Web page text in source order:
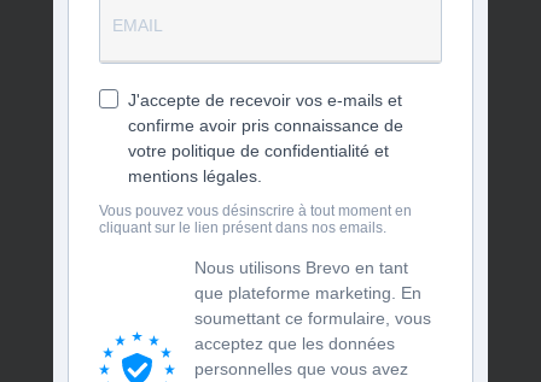
J'accepte de recevoir vos e-mails et
confirme avoir pris connaissance de
votre politique de confidentialité et
mentions légales.
Vous pouvez vous désinscrire à tout moment en
cliquant sur le lien présent dans nos emails.
Nous utilisons Brevo en tant
que plateforme marketing. En
soumettant ce formulaire, vous
acceptez que les données
personnelles que vous avez